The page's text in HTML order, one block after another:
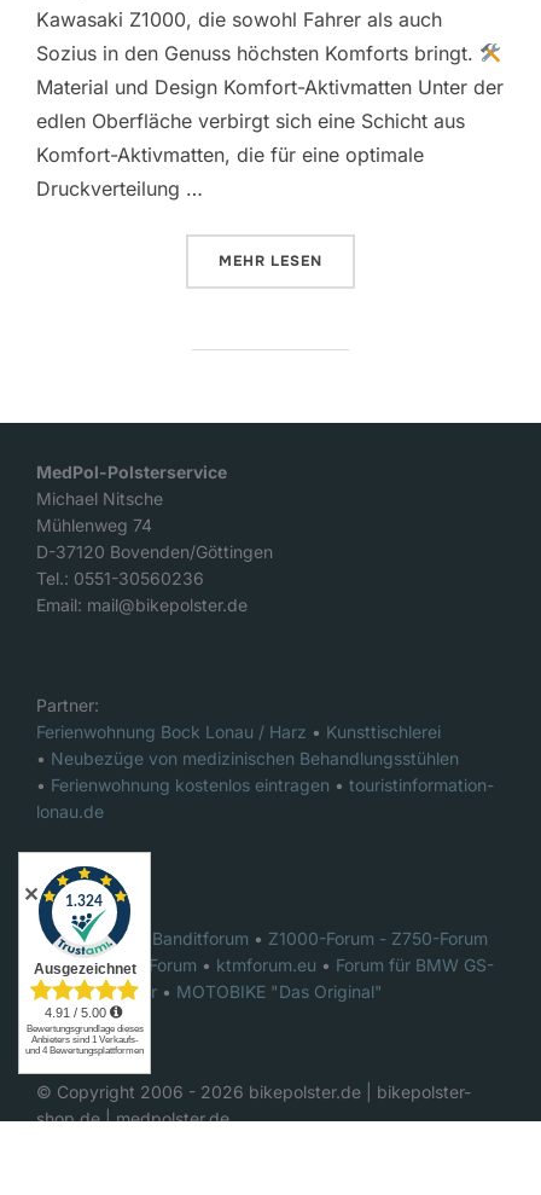
Kawasaki Z1000, die sowohl Fahrer als auch
Sozius in den Genuss höchsten Komforts bringt.
Material und Design Komfort-Aktivmatten Unter der
edlen Oberfläche verbirgt sich eine Schicht aus
Komfort-Aktivmatten, die für eine optimale
Druckverteilung …
MEHR ÜBER „MOTORRADSITZBANK
LESEN
MedPol-Polsterservice
Michael Nitsche
Mühlenweg 74
D-37120 Bovenden/Göttingen
Tel.: 0551-30560236
Email: mail@bikepolster.de
Partner:
Ferienwohnung Bock Lonau / Harz • Kunsttischlerei
• Neubezüge von medizinischen Behandlungsstühlen
• Ferienwohnung kostenlos eintragen • touristinformation-
lonau.de
Foren:
Das ultimative Banditforum • Z1000-Forum - Z750-Forum
•GSX-R1000 Forum • ktmforum.eu • Forum für BMW GS-
Motorradfahrer • MOTOBIKE "Das Original"
© Copyright 2006 - 2026 bikepolster.de | bikepolster-
shop.de | medpolster.de
✕